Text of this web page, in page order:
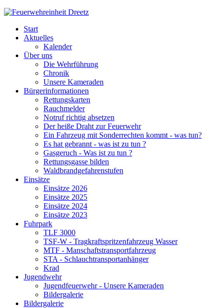
Start
Aktuelles
Kalender
Über uns
Die Wehrführung
Chronik
Unsere Kameraden
Bürgerinformationen
Rettungskarten
Rauchmelder
Notruf richtig absetzen
Der heiße Draht zur Feuerwehr
Ein Fahrzeug mit Sonderrechten kommt - was tun?
Es hat gebrannt - was ist zu tun ?
Gasgeruch - Was ist zu tun ?
Rettungsgasse bilden
Waldbrandgefahrenstufen
Einsätze
Einsätze 2026
Einsätze 2025
Einsätze 2024
Einsätze 2023
Fuhrpark
TLF 3000
TSF-W - Tragkraftspritzenfahrzeug Wasser
MTF - Manschaftstransportfahrzeug
STA - Schlauchtransportanhänger
Krad
Jugendwehr
Jugendfeuerwehr - Unsere Kameraden
Bildergalerie
Bildergalerie